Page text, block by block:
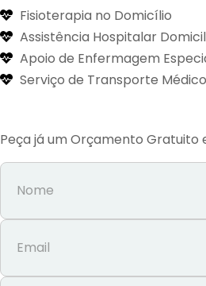
Fisioterapia no Domicílio
Assistência Hospitalar
Apoio de Enfermagem
Serviço de Transporte Médico
Peça já um Orçamento Gratuito